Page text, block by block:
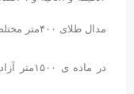
مدال طلای ۴۰۰متر مختلط انفرادی را از آن خود کند.